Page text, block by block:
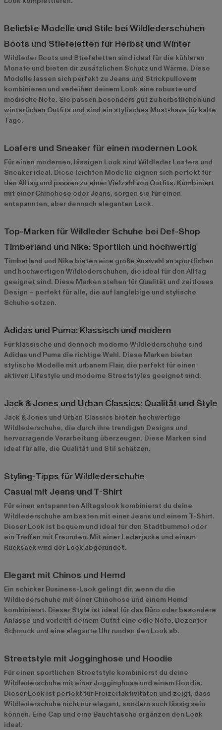
Beliebte Modelle und Stile bei Wildlederschuhen
Boots und Stiefeletten für Herbst und Winter
Wildleder Boots und Stiefeletten sind ideal für die kühleren
Monate und bieten dir zusätzlichen Schutz und Wärme. Diese
Modelle lassen sich perfekt zu Jeans und Strickpullovern
kombinieren und verleihen deinem Look eine robuste und
modische Note. Sie passen besonders gut zu herbstlichen und
winterlichen Outfits und sind ein stylisches Must-have für kalte
Tage.
Loafers und Sneaker für einen modernen Look
Für einen modernen, lässigen Look sind Wildleder Loafers und
Sneaker ideal. Diese leichten Modelle eignen sich perfekt für
den Alltag und passen zu einer Vielzahl von Outfits. Kombiniert
mit einer Chinohose oder Jeans, sorgen sie für einen
entspannten, aber dennoch eleganten Look.
Top-Marken für Wildleder Schuhe bei Def-Shop
Timberland und Nike: Sportlich und hochwertig
Timberland und Nike bieten eine große Auswahl an sportlichen
und hochwertigen Wildlederschuhen, die ideal für den Alltag
geeignet sind. Diese Marken stehen für Qualität und zeitloses
Design – perfekt für alle, die auf langlebige und stylische
Schuhe setzen.
Adidas und Puma: Klassisch und modern
Für klassische und dennoch moderne Wildlederschuhe sind
Adidas und Puma die richtige Wahl. Diese Marken bieten
stylische Modelle mit urbanem Flair, die perfekt für einen
aktiven Lifestyle und moderne Streetstyles geeignet sind.
Jack & Jones und Urban Classics: Qualität und Style
Jack & Jones und Urban Classics bieten hochwertige
Wildlederschuhe, die durch ihre trendigen Designs und
hervorragende Verarbeitung überzeugen. Diese Marken sind
ideal für alle, die Qualität und Stil schätzen.
Styling-Tipps für Wildlederschuhe
Casual mit Jeans und T-Shirt
Für einen entspannten Alltagslook kombinierst du deine
Wildlederschuhe am besten mit einer Jeans und einem T-Shirt.
Dieser Look ist bequem und ideal für den Stadtbummel oder
ein Treffen mit Freunden. Mit einer Lederjacke und einem
Rucksack wird der Look abgerundet.
Elegant mit Chinos und Hemd
Ein schicker Business-Look gelingt dir, wenn du die
Wildlederschuhe mit einer Chinohose und einem Hemd
kombinierst. Dieser Style ist ideal für das Büro oder besondere
Anlässe und verleiht deinem Outfit eine edle Note. Dezenter
Schmuck und eine elegante Uhr runden den Look ab.
Streetstyle mit Jogginghose und Hoodie
Für einen sportlichen Streetstyle kombinierst du deine
Wildlederschuhe mit einer Jogginghose und einem Hoodie.
Dieser Look ist perfekt für Freizeitaktivitäten und zeigt, dass
Wildlederschuhe nicht nur elegant, sondern auch lässig sein
können. Eine Cap und eine Bauchtasche ergänzen den Look
ideal.